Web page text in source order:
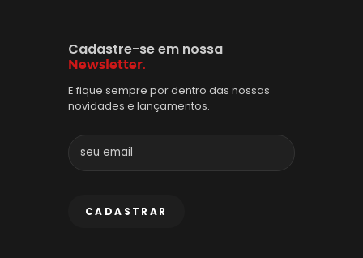
Cadastre-se em nossa
Newsletter.
E fique sempre por dentro das nossas
novidades e lançamentos.